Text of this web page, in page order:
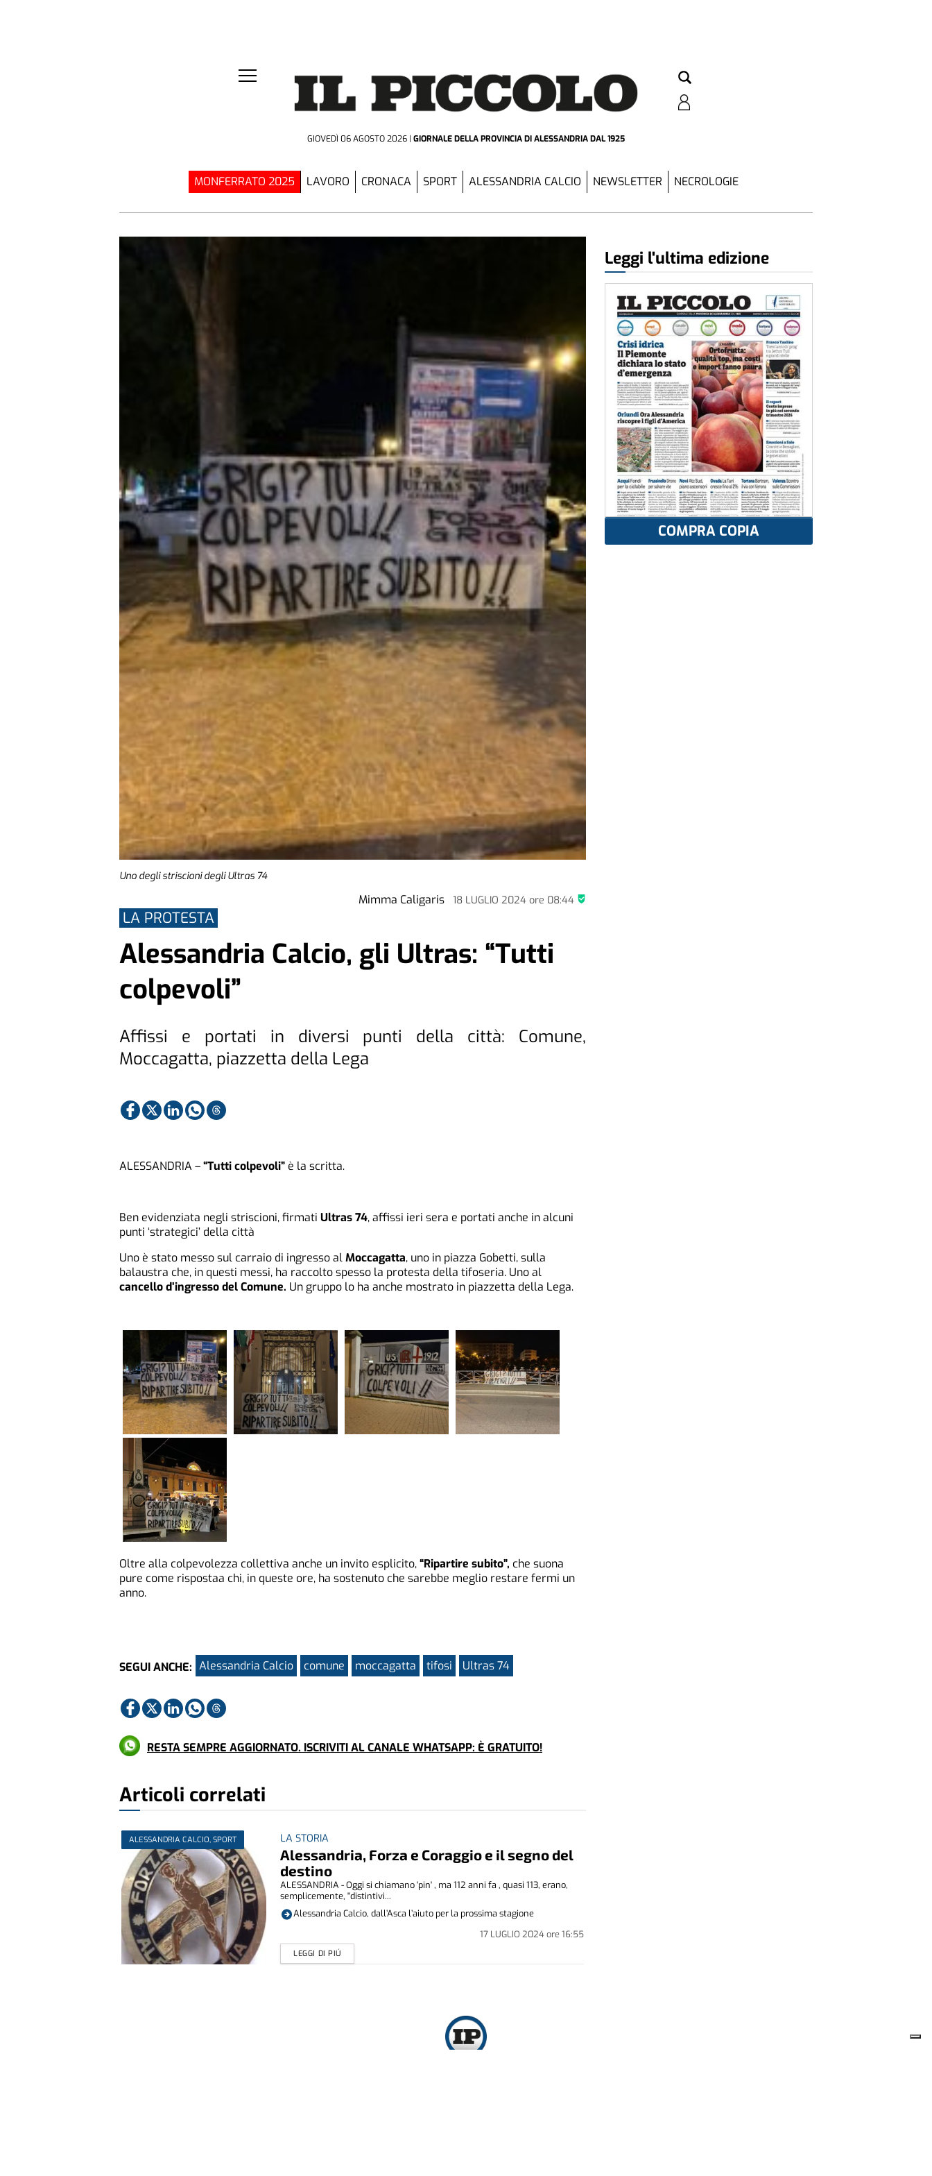
GIOVEDÌ 06 AGOSTO 2026 GIORNALE DELLA PROVINCIADI ALESSANDRIA DAL 1925
MONFERRATO 2025 LAVORO CRONACA SPORT ALESSANDRIA CALCIO NEWSLETTER NECROLOGIE
Uno degli striscioni degli Ultras 74
Mimma Caligaris 18 LUGLIO 2024ore 08:44
LA PROTESTA
Alessandria Calcio, gli Ultras: “Tutti
colpevoli”
Affissi e portati in diversi punti della città: Comune,
Moccagatta, piazzetta della Lega
ALESSANDRIA –“Tutti colpevoli” è la scritta.
Ben evidenziata negli striscioni, firmati Ultras 74, affissi ieri sera e portati anche in alcuni
punti ‘strategici’ della città
Uno è stato messo sul carraio di ingresso alMoccagatta, uno in piazza Gobetti, sulla
balaustra che, in questi messi, ha raccolto spesso la protesta della tifoseria. Uno al
cancello d’ingresso del Comune. Un gruppo lo ha anche mostrato in piazzetta della Lega.
Oltre alla colpevolezza collettiva anche un invito esplicito,“Ripartire subito”, che suona
pure come rispostaa chi, in queste ore, ha sostenuto che sarebbe meglio restare fermi un
anno.
SEGUI ANCHE: Alessandria Calcio comune moccagatta tifosi Ultras 74
RESTA SEMPRE AGGIORNATO. ISCRIVITI AL CANALE WHATSAPP: È GRATUITO!
Articoli correlati
ALESSANDRIA CALCIO, SPORT LA STORIA
Alessandria, Forza e Coraggio e il segno del
destino
17 LUGLIO 2024ore 16:55
ALESSANDRIA - Oggi si chiamano 'pin' , ma 112 anni fa , quasi 113, erano,
semplicemente, "distintivi...
LEGGI DI PIÚ
Alessandria Calcio, dall’Asca l’aiuto per la prossima stagione
Leggi l'ultima edizione
COMPRA COPIA